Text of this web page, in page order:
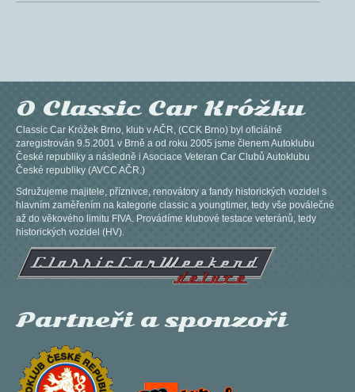
O Classic Car Króžku
Classic Car Króžek Brno, klub v AČR, (CCK Brno) byl oficiálně
zaregistrován 9.5.2001 v Brně a od roku 2005 jsme členem Autoklubu
České republiky a následně i Asociace Veteran Car Clubů Autoklubu
České republiky (AVCC AČR.)
Sdružujeme majitele, příznivce, renovátory a fandy historických vozidel s
hlavním zaměřením na kategorie classic a youngtimer, tedy vše poválečné
až do věkového limitu FIVA. Provádíme klubové testace veteránů, tedy
historických vozidel (HV).
Partneři a sponzoři